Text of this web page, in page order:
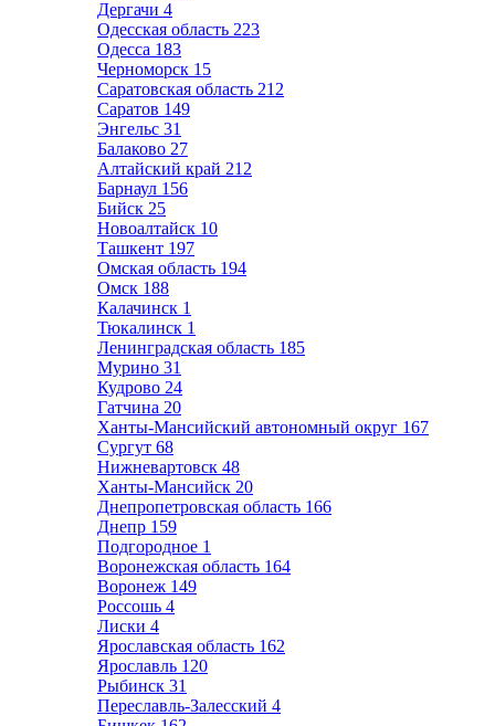
Дергачи 4
Одесская область 223
Одесса 183
Черноморск 15
Саратовская область 212
Саратов 149
Энгельс 31
Балаково 27
Алтайский край 212
Барнаул 156
Бийск 25
Новоалтайск 10
Ташкент 197
Омская область 194
Омск 188
Калачинск 1
Тюкалинск 1
Ленинградская область 185
Мурино 31
Кудрово 24
Гатчина 20
Ханты-Мансийский автономный округ 167
Сургут 68
Нижневартовск 48
Ханты-Мансийск 20
Днепропетровская область 166
Днепр 159
Подгородное 1
Воронежская область 164
Воронеж 149
Россошь 4
Лиски 4
Ярославская область 162
Ярославль 120
Рыбинск 31
Переславль-Залесский 4